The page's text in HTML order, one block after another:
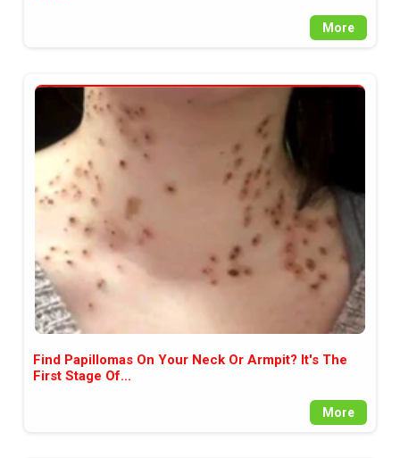
More
Find Papillomas On Your Neck Or Armpit? It's The
First Stage Of...
More